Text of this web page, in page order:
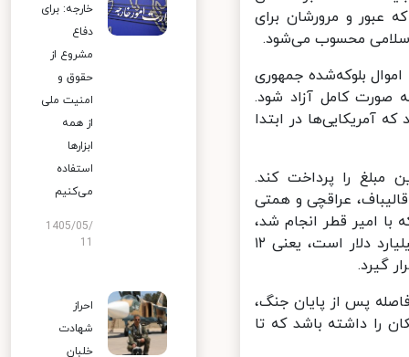
که عبور و مرورشان برای
محسوب می‌شود.
بلوکه‌شده جمهوری
است طی ۳۰ روز این اموال به صورت کامل آزاد شود.
آمریکایی‌ها در ابتدا
را پرداخت کند.
عراقچی و همتی
امیر قطر انجام شد،
مقرر شد نیمی از دارایی‌های مسدود شده ایران که در مجموع حدود ۲۴ میلیارد دلار است، یعنی ۱۲
گیرد.
پس از پایان جنگ،
را داشته باشد که تا
خارجه: برای
دفاع
مشروع از
حقوق و
امنیت ملی
از همه
ابزارها
استفاده
می‌کنیم
1405/05/
احراز
شهادت
خلبان